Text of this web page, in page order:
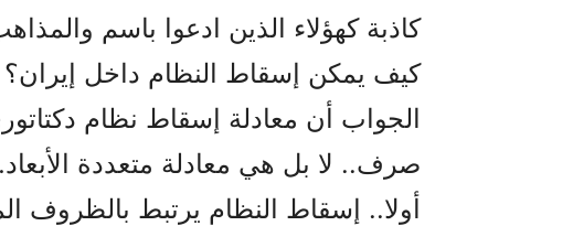
كاذبة كهؤلاء الذين ادعوا باسم
كيف يمكن إسقاط النظام داخل إيران؟
الجواب أن معادلة إسقاط نظام
صرف.. لا بل هي معادلة متعددة
أولا.. إسقاط النظام يرتبط بالظروف